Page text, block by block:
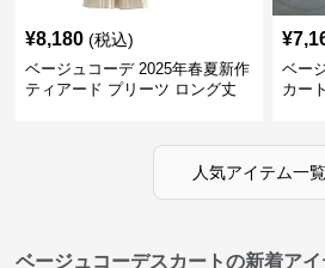
¥8,180 (税込)
ベージュコーデ 2025年春夏新作
ティアード プリーツ ロング丈
¥
ベー
カー
人気アイテム一
ベージュコーデスカートの新着アイ